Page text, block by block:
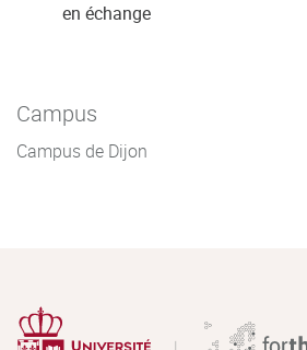
en échange
Campus
Campus de Dijon